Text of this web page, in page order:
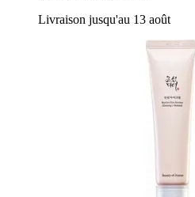
Livraison jusqu'au 13 août